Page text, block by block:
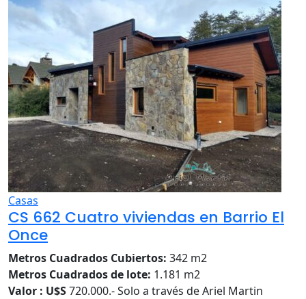
Casas
CS 662 Cuatro viviendas en Barrio El
Once
Metros Cuadrados Cubiertos: 342 m2
Metros Cuadrados de lote: 1.181 m2
Valor : U$S720.000.- Solo a través de Ariel Martin